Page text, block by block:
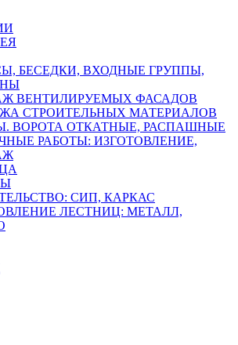
БЕСЕДКИ, ВХОДНЫЕ ГРУППЫ,
ВЕНТИЛИРУЕМЫХ ФАСАДОВ
СТРОИТЕЛЬНЫХ МАТЕРИАЛОВ
ВОРОТА ОТКАТНЫЕ, РАСПАШНЫЕ
РАБОТЫ: ИЗГОТОВЛЕНИЕ,
СИП, КАРКАС
ЛЕСТНИЦ: МЕТАЛЛ,